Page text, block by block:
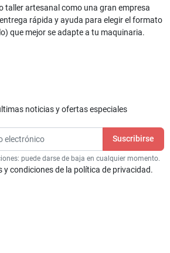
taller artesanal como una gran empresa
rápida y ayuda para elegir el formato
que mejor se adapte a tu maquinaria.
noticias y ofertas especiales
puede darse de baja en cualquier momento.
y condiciones de la política de privacidad.